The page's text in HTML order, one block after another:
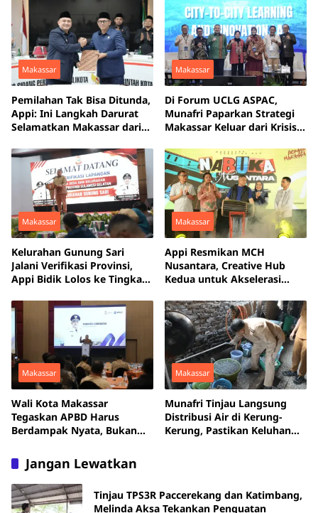
Makassar
Pemilahan Tak Bisa Ditunda,
Appi: Ini Langkah Darurat
Selamatkan Makassar dari
Makassar
Di Forum UCLG ASPAC,
Munafri Paparkan Strategi
Makassar Keluar dari Krisis
Makassar
Kelurahan Gunung Sari
Jalani Verifikasi Provinsi,
Appi Bidik Lolos ke Tingkat
Makassar
Appi Resmikan MCH
Nusantara, Creative Hub
Kedua untuk Akselerasi
Makassar
Wali Kota Makassar
Tegaskan APBD Harus
Berdampak Nyata, Bukan
Makassar
Munafri Tinjau Langsung
Distribusi Air di Kerung-
Kerung, Pastikan Keluhan
Jangan Lewatkan
Tinjau TPS3R Paccerekang dan Katimbang,
Melinda Aksa Tekankan Penguatan